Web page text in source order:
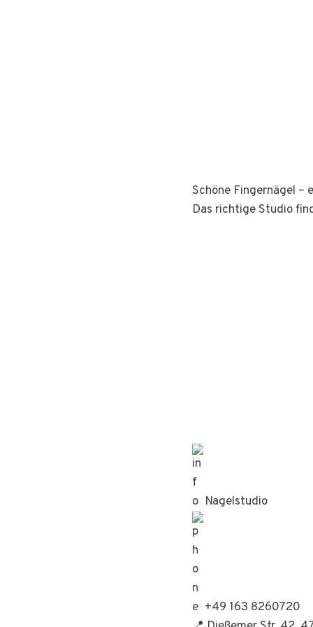
Schöne Fingernägel –
Das richtige Studio
Nagelstudio
+49 163 8260720